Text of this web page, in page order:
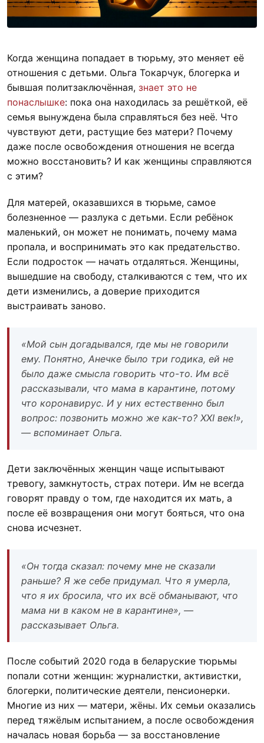
Когда женщина попадает в тюрьму, это меняет её
отношения с детьми. Ольга Токарчук, блогерка и
бывшая политзаключённая, знает это не
понаслышке: пока она находилась за решёткой, её
семья вынуждена была справляться без неё. Что
чувствуют дети, растущие без матери? Почему
даже после освобождения отношения не всегда
можно восстановить? И как женщины справляются
с этим?
Для матерей, оказавшихся в тюрьме, самое
болезненное — разлука с детьми. Если ребёнок
маленький, он может не понимать, почему мама
пропала, и воспринимать это как предательство.
Если подросток — начать отдаляться. Женщины,
вышедшие на свободу, сталкиваются с тем, что их
дети изменились, а доверие приходится
выстраивать заново.
«Мой сын догадывался, где мы не говорили
ему. Понятно, Анечке было три годика, ей не
было даже смысла говорить что-то. Им всё
рассказывали, что мама в карантине, потому
что коронавирус. И у них естественно был
вопрос: позвонить можно же как-то? XXI век!»,
— вспоминает Ольга.
Дети заключённых женщин чаще испытывают
тревогу, замкнутость, страх потери. Им не всегда
говорят правду о том, где находится их мать, а
после её возвращения они могут бояться, что она
снова исчезнет.
«Он тогда сказал: почему мне не сказали
раньше? Я же себе придумал. Что я умерла,
что я их бросила, что их всё обманывают, что
мама ни в каком не в карантине», —
рассказывает Ольга.
После событий 2020 года в беларуские тюрьмы
попали сотни женщин: журналистки, активистки,
блогерки, политические деятели, пенсионерки.
Многие из них — матери, жёны. Их семьи оказались
перед тяжёлым испытанием, а после освобождения
началась новая борьба — за восстановление